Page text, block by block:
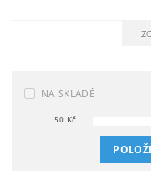
NA SKLADĚ
50 Kč